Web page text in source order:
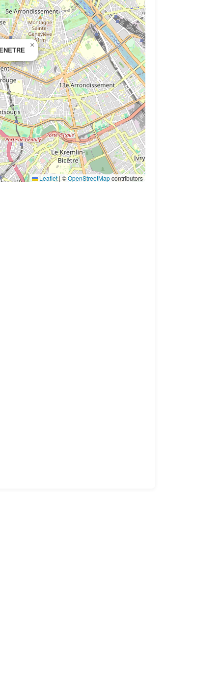
×
Leaflet |©OpenStreetMapcontributors